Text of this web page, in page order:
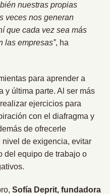
nuestras propias
veces nos generan
que cada vez sea más
las empresas”, ha
para aprender a
y última parte. Al ser más
ejercicios para
con el diafragma y
de ofrecerle
nivel de exigencia, evitar
del equipo de trabajo o
Sofía Deprit, fundadora